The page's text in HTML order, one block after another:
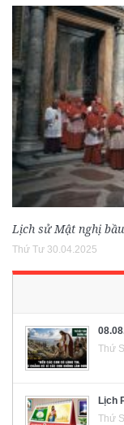
Lịch sử Mật nghị
Thứ Tư 30.04.2025
Thứ
Lịch
Thứ